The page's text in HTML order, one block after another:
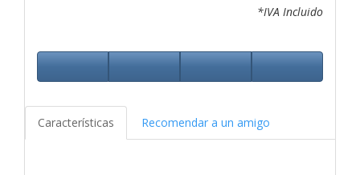
*IVA Incluido
Características Recomendar a un amigo